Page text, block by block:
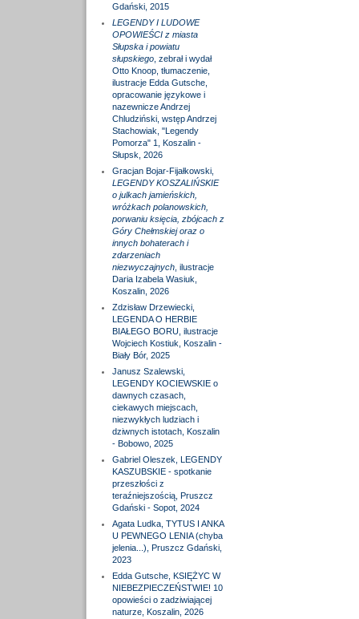
Gdański, 2015
LEGENDY I LUDOWE
OPOWIEŚCI z miasta
Słupska i powiatu
słupskiego, zebrał i wydał
Otto Knoop, tłumaczenie,
ilustracje Edda Gutsche,
opracowanie językowe i
nazewnicze Andrzej
Chludziński, wstęp Andrzej
Stachowiak, "Legendy
Pomorza" 1, Koszalin -
Słupsk, 2026
Gracjan Bojar-Fijałkowski,
LEGENDY KOSZALIŃSKIE
o julkach jamieńskich,
wróżkach polanowskich,
porwaniu księcia, zbójcach z
Góry Chełmskiej oraz o
innych bohaterach i
zdarzeniach
niezwyczajnych, ilustracje
Daria Izabela Wasiuk,
Koszalin, 2026
Zdzisław Drzewiecki,
LEGENDA O HERBIE
BIAŁEGO BORU, ilustracje
Wojciech Kostiuk, Koszalin -
Biały Bór, 2025
Janusz Szalewski,
LEGENDY KOCIEWSKIE o
dawnych czasach,
ciekawych miejscach,
niezwykłych ludziach i
dziwnych istotach, Koszalin
- Bobowo, 2025
Gabriel Oleszek, LEGENDY
KASZUBSKIE - spotkanie
przeszłości z
teraźniejszością, Pruszcz
Gdański - Sopot, 2024
Agata Ludka, TYTUS I ANKA
U PEWNEGO LENIA (chyba
jelenia...), Pruszcz Gdański,
2023
Edda Gutsche, KSIĘŻYC W
NIEBEZPIECZEŃSTWIE! 10
opowieści o zadziwiającej
naturze, Koszalin, 2026